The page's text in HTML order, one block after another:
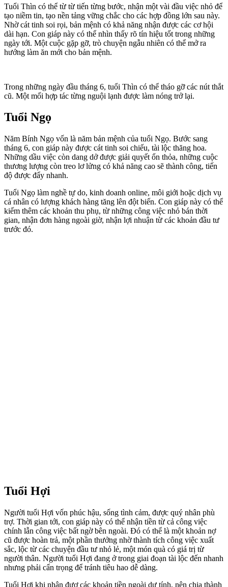
Tuổi Thìn có thể từ từ tiến từng bước, nhận một vài đầu việc nhỏ để
tạo niềm tin, tạo nền tảng vững chắc cho các hợp đồng lớn sau này.
Nhờ cát tinh soi rọi, bản mệnh có khả năng nhận được các cơ hội
dài hạn. Con giáp này có thể nhìn thấy rõ tín hiệu tốt trong những
ngày tới. Một cuộc gặp gỡ, trò chuyện ngẫu nhiên có thể mở ra
hướng làm ăn mới cho bản mệnh.
Trong những ngày đầu tháng 6, tuổi Thìn có thể tháo gỡ các nút thắt
cũ. Một mối hợp tác từng nguội lạnh được làm nóng trở lại.
Tuổi Ngọ
Năm Bính Ngọ vốn là năm bản mệnh của tuổi Ngọ. Bước sang
tháng 6, con giáp này được cát tinh soi chiếu, tài lộc thăng hoa.
Những dầu việc còn dang dở được giải quyết ổn thỏa, những cuộc
thương lượng còn treo lơ lửng có khả năng cao sẽ thành công, tiến
độ được đẩy nhanh.
Tuổi Ngọ làm nghề tự do, kinh doanh online, môi giới hoặc dịch vụ
cá nhân có lượng khách hàng tăng lên đột biến. Con giáp này có thể
kiếm thêm các khoản thu phụ, từ những công việc nhỏ bán thời
gian, nhận đơn hàng ngoài giờ, nhận lợi nhuận từ các khoản đầu tư
trước đó.
Tuổi Hợi
Người tuổi Hợi vốn phúc hậu, sống tình cảm, được quý nhân phù
trợ. Thời gian tới, con giáp này có thể nhận tiền từ cả công việc
chính lẫn công việc bất ngờ bên ngoài. Đó có thể là một khoản nợ
cũ được hoàn trả, một phần thưởng nhờ thành tích công việc xuất
sắc, lộc từ các chuyện đầu tư nhỏ lẻ, một món quà có giá trị từ
người thân. Người tuổi Hợi đang ở trong giai đoạn tài lộc đến nhanh
nhưng phải cẩn trọng để tránh tiêu hao dễ dàng.
Tuổi Hợi khi nhận đượ các khoản tiền ngoài dự tính, nên chia thành